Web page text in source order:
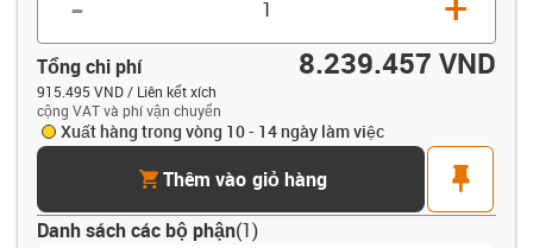
Tổng chi phí 8.239.457 VND
915.495 VND / Liên kết xích
cộng VAT và phí vận chuyển
Xuất hàng trong vòng 10 - 14 ngày làm việc
cartThêm vào giỏ hàng
pin
Danh sách các bộ phận(1)